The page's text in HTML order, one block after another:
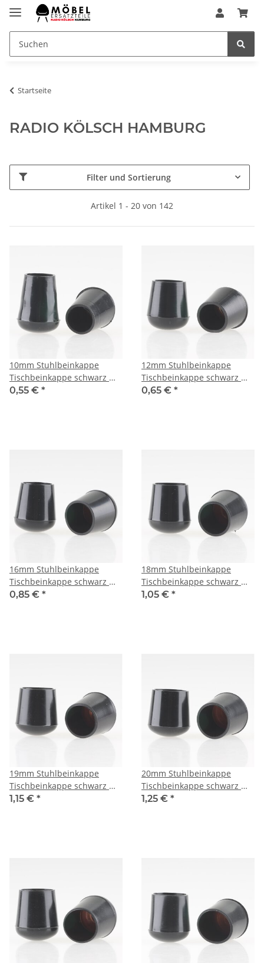
Startseite
RADIO KÖLSCH HAMBURG
Filter und Sortierung
Artikel 1 - 20 von 142
10mm Stuhlbeinkappe
Tischbeinkappe schwarz mit
Stahleinlage rund
0,55 € *
12mm Stuhlbeinkappe
Tischbeinkappe schwarz mit
Stahleinlage rund
0,65 € *
16mm Stuhlbeinkappe
Tischbeinkappe schwarz mit
Stahleinlage rund
0,85 € *
18mm Stuhlbeinkappe
Tischbeinkappe schwarz mit
Stahleinlage rund
1,05 € *
19mm Stuhlbeinkappe
Tischbeinkappe schwarz mit
Stahleinlage rund
1,15 € *
20mm Stuhlbeinkappe
Tischbeinkappe schwarz mit
Stahleinlage rund
1,25 € *